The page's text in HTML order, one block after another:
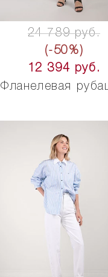
24 789 руб.
(-50%)
12 394 руб.
Фланелевая